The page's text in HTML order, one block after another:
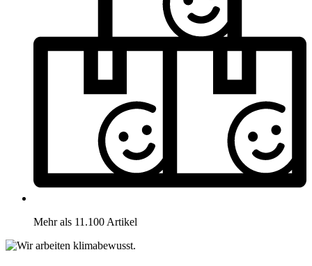
Mehr als 11.100 Artikel